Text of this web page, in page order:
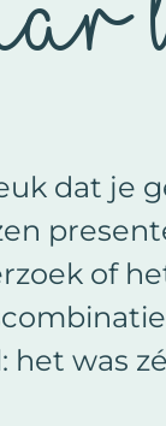
dat je
of
het was